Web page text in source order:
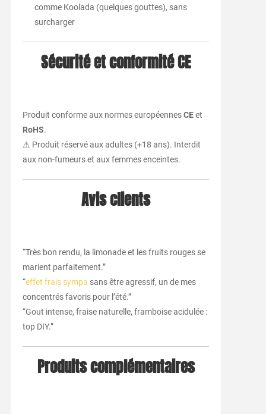
comme Koolada (quelques gouttes), sans
surcharger
Sécurité et conformité CE
Produit conforme aux normes européennesCEet
RoHS.
⚠ Produit réservé aux adultes (+18 ans). Interdit
aux non-fumeurs et aux femmes enceintes.
Avis clients
“Très bon rendu, la limonade et les fruits rouges se
marient parfaitement.”
“effet frais sympa sans être agressif, un de mes
concentrés favoris pour l’été.”
“Gout intense, fraise naturelle, framboise acidulée :
top DIY.”
Produits complémentaires